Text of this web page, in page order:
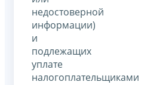
недостоверной
информации)
и
подлежащих
уплате
налогоплательщиками